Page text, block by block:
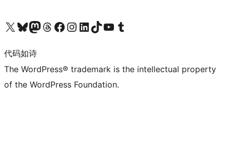
关注我们的 X（原 Twitter）账号访问我们的 Bluesky 账号关注我们的 Mastodon 账号访问我们的 Threads 账号 访问我们的 Facebook 公共主页关注我们的 Instagram 账号 关注我们的 LinkedIn 主页访问我们的 TikTok 账号访问我们的 YouTube 频道 访问我们的 Tumblr 账号
代码如诗
The WordPress® trademark is the intellectual property
of the WordPress Foundation.